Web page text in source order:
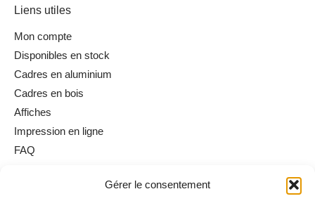
Gérer le consentement
Liens utiles
Mon compte
Disponibles en stock
Cadres en aluminium
Cadres en bois
Affiches
Impression en ligne
FAQ